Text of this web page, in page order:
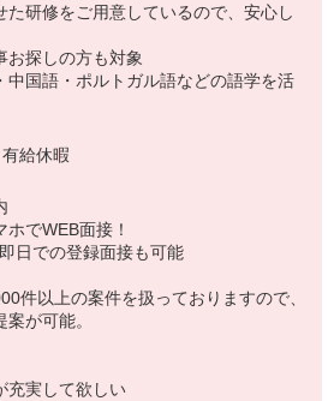
た研修をご用意しているので、安心し
探しの方も対象
国語・ポルトガル語などの語学を活
給休暇
でWEB面接！
日での登録面接も可能
件以上の案件を扱っておりますので、
が可能。
充実して欲しい